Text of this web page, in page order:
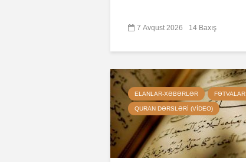
7 Avqust 2026 14 Baxış
ELANLAR-XƏBƏRLƏR FƏTVALAR
QURAN DƏRSLƏRI (VIDEO)